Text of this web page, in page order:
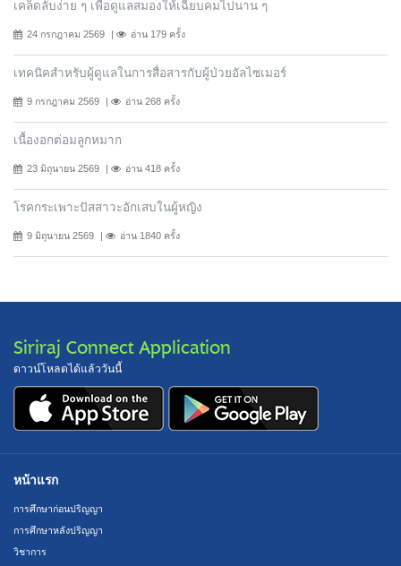
เคล็ดลับง่าย ๆ เพื่อดูแลสมองให้เฉียบคมไปนาน ๆ
24 กรกฎาคม 2569 อ่าน 179 ครั้ง
เทคนิคสำหรับผู้ดูแลในการสื่อสารกับผู้ป่วยอัลไซเมอร์
9 กรกฎาคม 2569 อ่าน 268 ครั้ง
เนื้องอกต่อมลูกหมาก
23 มิถุนายน 2569 อ่าน 418 ครั้ง
โรคกระเพาะปัสสาวะอักเสบในผู้หญิง
9 มิถุนายน 2569 อ่าน 1840 ครั้ง
Siriraj Connect Application
ดาวน์โหลดได้แล้ววันนี้
หน้าแรก
การศึกษาก่อนปริญญา
การศึกษาหลังปริญญา
วิชาการ